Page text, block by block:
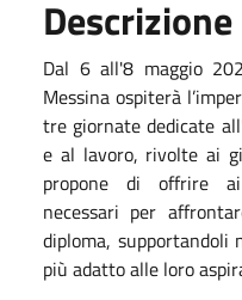
Descrizione
Dal 6 all'8 maggio
Messina ospiterà
tre giornate dedicate
e al lavoro, rivolte ai
propone di offrire
necessari per
diploma, supportandoli
più adatto alle loro